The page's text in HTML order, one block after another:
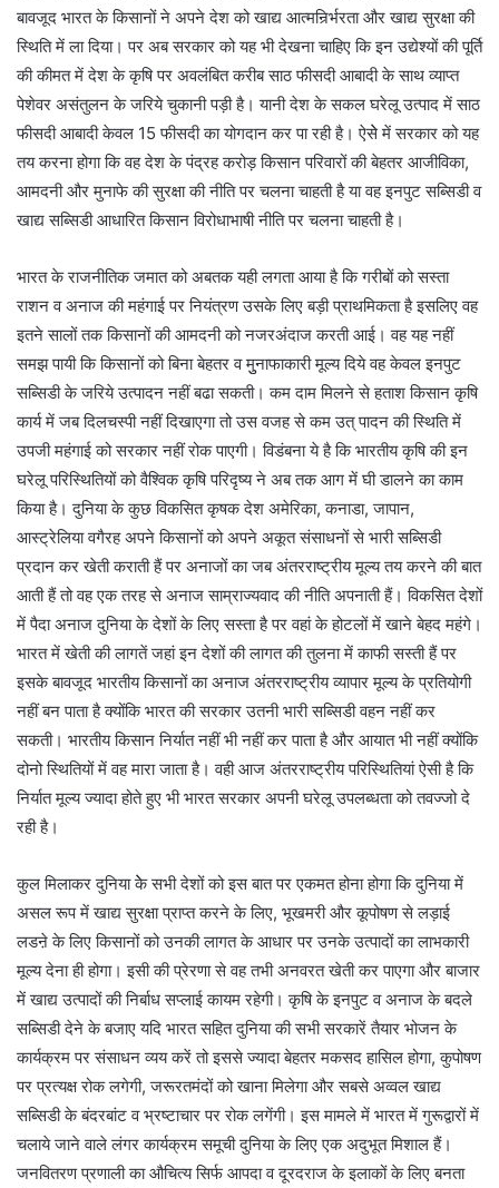
बावजूद भारत के किसानों ने अपने देश को खाद्य आत्मनिर्र्भरता और खाद्य सुरक्षा की
स्थिति में ला दिया। पर अब सरकार को यह भी देखना चाहिए कि इन उद्येश्यों की पूर्ति
की कीमत में देश के कृषि पर अवलंबित करीब साठ फीसदी आबादी के साथ व्याप्त
पेशेवर असंतुलन के जरिये चुकानी पड़ी है। यानी देश के सकल घरेलू उत्पाद में साठ
फीसदी आबादी केवल 15 फीसदी का योगदान कर पा रही है। ऐसेे में सरकार को यह
तय करना होगा कि वह देश के पंद्रह करोड़ किसान परिवारों की बेहतर आजीविका,
आमदनी और मुनाफे की सुरक्षा की नीति पर चलना चाहती है या वह इनपुट सब्सिडी व
खाद्य सब्सिडी आधारित किसान विरोधाभाषी नीति पर चलना चाहती है।
भारत के राजनीतिक जमात को अबतक यही लगता आया है कि गरीबों को सस्ता
राशन व अनाज की महंगाई पर नियंत्रण उसके लिए बड़ी प्राथमिकता है इसलिए वह
इतने सालों तक किसानों की आमदनी को नजरअंदाज करती आई। वह यह नहीं
समझ पायी कि किसानों को बिना बेहतर व मुुनाफाकारी मूल्य दिये वह केवल इनपुट
सब्सिडी के जरिये उत्पादन नहीं बढा सकती। कम दाम मिलने से हताश किसान कृषि
कार्य में जब दिलचस्पी नहीं दिखाएगा तो उस वजह से कम उत् पादन की स्थिति में
उपजी महंगाई को सरकार नहीं रोक पाएगी। विडंबना ये है कि भारतीय कृषि की इन
घरेलू परिस्थितियों को वैश्विक कृषि परिदृष्य ने अब तक आग में घी डालने का काम
किया है। दुनिया के कुछ विकसित कृषक देश अमेरिका, कनाडा, जापान,
आस्ट्रेलिया वगैरह अपने किसानों को अपने अकूत संसाधनों से भारी सब्सिडी
प्रदान कर खेती कराती हैं पर अनाजों का जब अंतरराष्ट्रीय मूल्य तय करने की बात
आती हैं तो वह एक तरह से अनाज साम्राज्यवाद की नीति अपनाती हैं। विकसित देशों
में पैदा अनाज दुनिया के देशों के लिए सस्ता है पर वहां के होटलों में खाने बेहद महंगे।
भारत में खेती की लागतें जहां इन देशों की लागत की तुलना में काफी सस्ती हैं पर
इसके बावजूद भारतीय किसानों का अनाज अंतरराष्ट्रीय व्यापार मूल्य के प्रतियोगी
नहीं बन पाता है क्योंकि भारत की सरकार उतनी भारी सब्सिडी वहन नहीं कर
सकती। भारतीय किसान निर्यात नहीं भी नहीं कर पाता है और आयात भी नहीं क्योंकि
दोनो स्थितियों में वह मारा जाता है। वही आज अंतरराष्ट्रीय परिस्थितियां ऐसी है कि
निर्यात मूल्य ज्यादा होते हुए भी भारत सरकार अपनी घरेलू उपलब्धता को तवज्जो दे
रही है।
कुल मिलाकर दुनिया केे सभी देशों को इस बात पर एकमत होना होगा कि दुनिया में
असल रूप में खाद्य सुरक्षा प्राप्त करने के लिए, भूखमरी और कूपोषण से लड़ाई
लडऩे के लिए किसानों को उनकी लागत के आधार पर उनके उत्पादों का लाभकारी
मूल्य देना ही होगा। इसी की प्रेरणा से वह तभी अनवरत खेती कर पाएगा और बाजार
में खाद्य उत्पादों की निर्बाध सप्लाई कायम रहेगी। कृषि के इनपुट व अनाज के बदले
सब्सिडी देने के बजाए यदि भारत सहित दुनिया की सभी सरकारें तैयार भोजन के
कार्यक्रम पर संसाधन व्यय करें तो इससे ज्यादा बेहतर मकसद हासिल होगा, कुपोषण
पर प्रत्यक्ष रोक लगेगी, जरूरतमंदों को खाना मिलेगा और सबसे अव्वल खाद्य
सब्सिडी के बंदरबांट व भ्रष्टाचार पर रोक लगेंगी। इस मामले में भारत में गुरूद्वारों में
चलाये जाने वाले लंगर कार्यक्रम समूची दुनिया के लिए एक अदुभूत मिशाल हैं।
जनवितरण प्रणाली का औचित्य सिर्फ आपदा व दूरदराज के इलाकों के लिए बनता